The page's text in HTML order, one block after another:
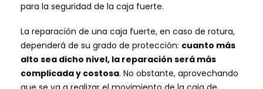
para la seguridad de la caja fuerte.
La reparación de una caja fuerte, en caso de rotura,
dependerá de su grado de protección: cuanto más
alto sea dicho nivel, la reparación será más
complicada y costosa. No obstante, aprovechando